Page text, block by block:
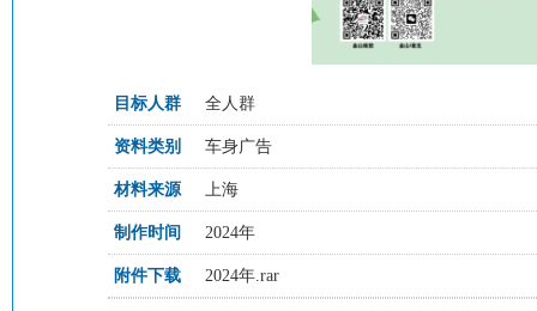
目标人群 全人群
资料类别 车身广告
材料来源 上海
制作时间 2024年
附件下载 2024年.rar